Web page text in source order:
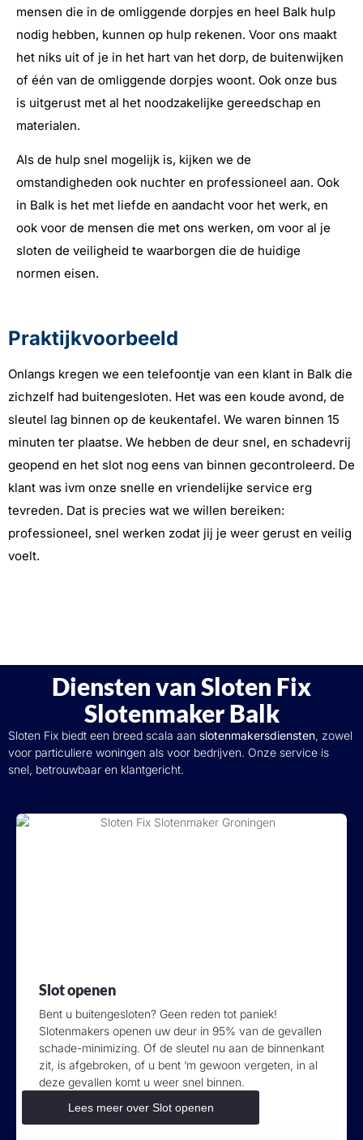
mensen die in de omliggende dorpjes en heel Balk hulp
nodig hebben, kunnen op hulp rekenen. Voor ons maakt
het niks uit of je in het hart van het dorp, de buitenwijken
of één van de omliggende dorpjes woont. Ook onze bus
is uitgerust met al het noodzakelijke gereedschap en
materialen.
Als de hulp snel mogelijk is, kijken we de
omstandigheden ook nuchter en professioneel aan. Ook
in Balk is het met liefde en aandacht voor het werk, en
ook voor de mensen die met ons werken, om voor al je
sloten de veiligheid te waarborgen die de huidige
normen eisen.
Praktijkvoorbeeld
Onlangs kregen we een telefoontje van een klant in Balk die
zichzelf had buitengesloten. Het was een koude avond, de
sleutel lag binnen op de keukentafel. We waren binnen 15
minuten ter plaatse. We hebben de deur snel, en schadevrij
geopend en het slot nog eens van binnen gecontroleerd. De
klant was ivm onze snelle en vriendelijke service erg
tevreden. Dat is precies wat we willen bereiken:
professioneel, snel werken zodat jij je weer gerust en veilig
voelt.
Diensten van Sloten Fix
Slotenmaker Balk
Sloten Fix biedt een breed scala aan slotenmakersdiensten, zowel
voor particuliere woningen als voor bedrijven. Onze service is
snel, betrouwbaar en klantgericht.
Slot openen
Bent u buitengesloten? Geen reden tot paniek!
Slotenmakers openen uw deur in 95% van de gevallen
schade-minimizing. Of de sleutel nu aan de binnenkant
zit, is afgebroken, of u bent ‘m gewoon vergeten, in al
deze gevallen komt u weer snel binnen.
Lees meer over Slot openen